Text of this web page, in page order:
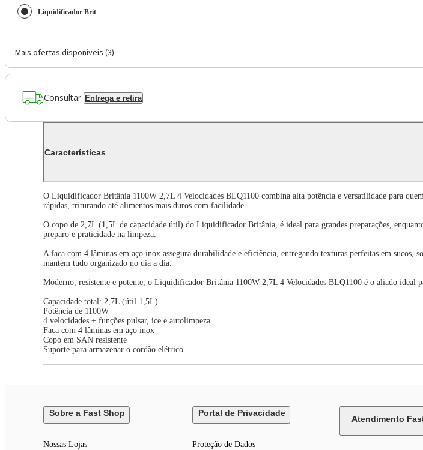
Liquidificador Britânia 1100W 2,7L 4 Velocidades BLQ1100
Mais ofertas disponíveis (3)
Consultar Entrega e retira
Características
O Liquidificador Britânia 1100W 2,7L 4 Velocidades BLQ1100 combina alta potência e versatilidade para
rápidas, triturando até alimentos mais duros com facilidade.
O copo de 2,7L (1,5L de capacidade útil) do Liquidificador Britânia, é ideal para grandes preparações,
preparo e praticidade na limpeza.
A faca com 4 lâminas em aço inox assegura durabilidade e eficiência, entregando texturas perfeitas em
mantém tudo organizado no dia a dia.
Moderno, resistente e potente, o Liquidificador Britânia 1100W 2,7L 4 Velocidades BLQ1100 é o aliado ideal
Capacidade total: 2,7L (útil 1,5L)
Potência de 1100W
4 velocidades + funções pulsar, ice e autolimpeza
Faca com 4 lâminas em aço inox
Copo em SAN resistente
Suporte para armazenar o cordão elétrico
Sobre a Fast Shop
Nossas Lojas
Portal de Privacidade
Proteção de Dados
Atendimento